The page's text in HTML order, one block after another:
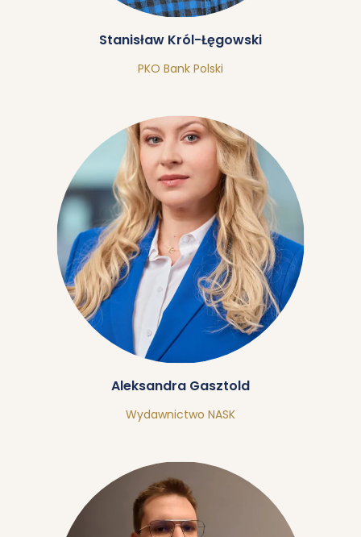
Stanisław Król-Łęgowski
PKO Bank Polski
Aleksandra Gasztold
Wydawnictwo NASK